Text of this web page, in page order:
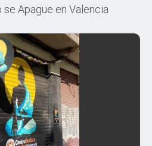
se Apague en Valencia